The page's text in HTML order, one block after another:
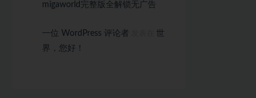
migaworld完整版全解锁无广告
一位 WordPress 评论者
世
界，您好！